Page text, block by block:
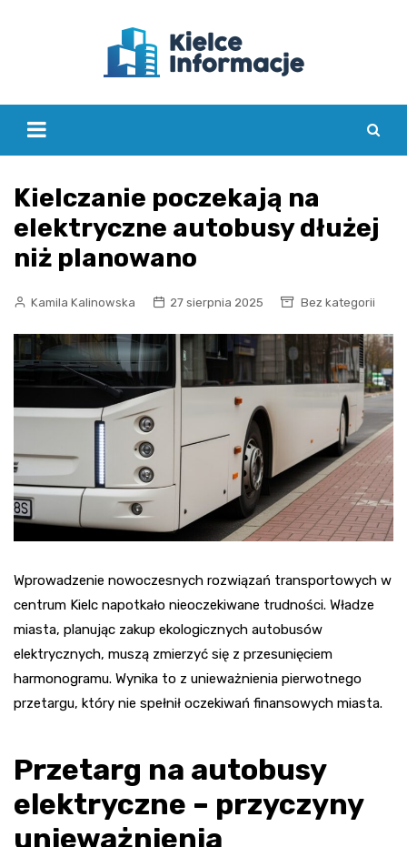
Kielczanie poczekają na
elektryczne autobusy dłużej
niż planowano
Kamila Kalinowska 27 sierpnia 2025 Bez kategorii
Wprowadzenie nowoczesnych rozwiązań transportowych w
centrum Kielc napotkało nieoczekiwane trudności. Władze
miasta, planując zakup ekologicznych autobusów
elektrycznych, muszą zmierzyć się z przesunięciem
harmonogramu. Wynika to z unieważnienia pierwotnego
przetargu, który nie spełnił oczekiwań finansowych miasta.
Przetarg na autobusy
elektryczne – przyczyny
unieważnienia